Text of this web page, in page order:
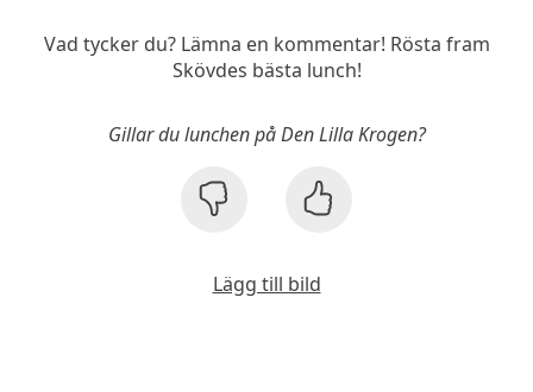
Vad tycker du? Lämna en kommentar! Rösta fram
Skövdes bästa lunch!
Gillar du lunchen på Den Lilla Krogen?
Lägg till bild